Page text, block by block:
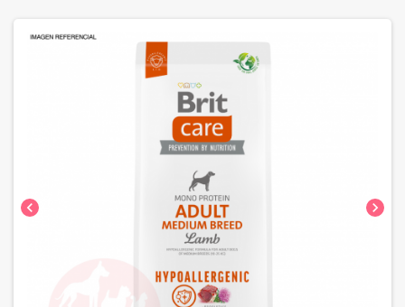
chevron_left chevron_right